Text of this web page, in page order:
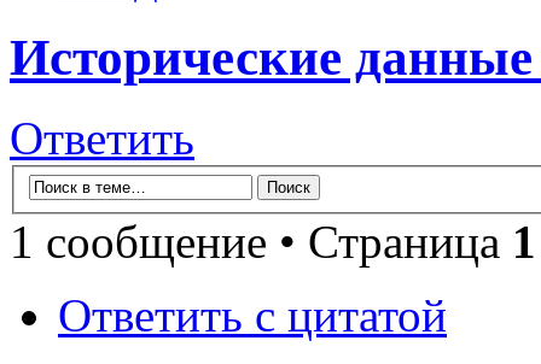
Исторические
Ответить
1 сообщение • Страница 1
Ответить с цитатой